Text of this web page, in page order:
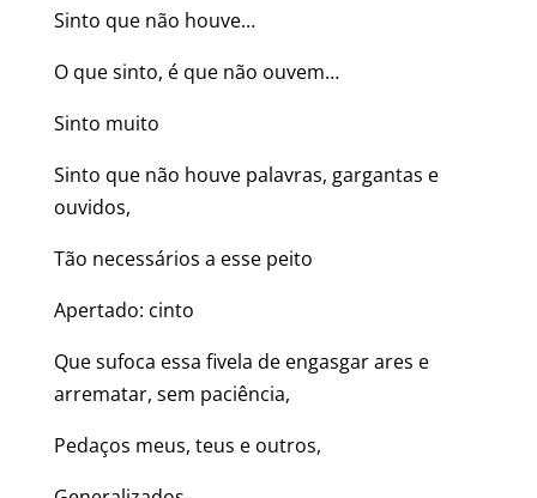
Sinto que não houve…
O que sinto, é que não ouvem…
Sinto muito
Sinto que não houve palavras, gargantas e
ouvidos,
Tão necessários a esse peito
Apertado: cinto
Que sufoca essa fivela de engasgar ares e
arrematar, sem paciência,
Pedaços meus, teus e outros,